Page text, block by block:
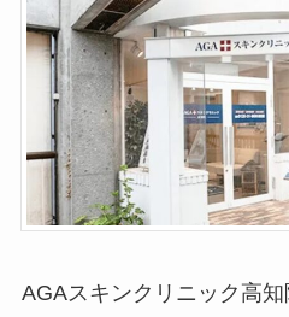
AGAスキンクリニック高